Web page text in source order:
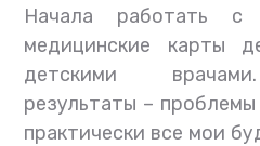
Начала работать с
медицинские карты
детскими
результаты –
практически все мои